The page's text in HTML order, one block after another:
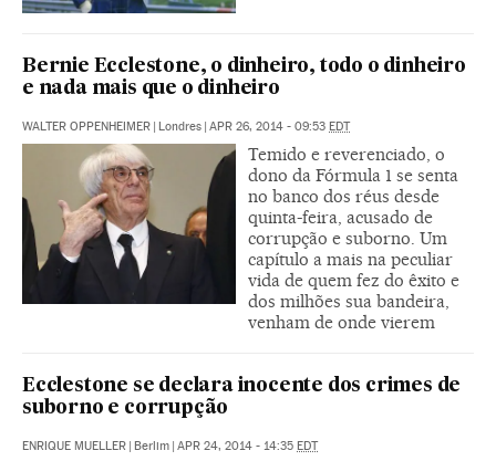
Bernie Ecclestone, o dinheiro, todo o dinheiro
e nada mais que o dinheiro
WALTER OPPENHEIMER | Londres | APR 26, 2014 - 09:53 EDT
Temido e reverenciado, o
dono da Fórmula 1 se senta
no banco dos réus desde
quinta-feira, acusado de
corrupção e suborno. Um
capítulo a mais na peculiar
vida de quem fez do êxito e
dos milhões sua bandeira,
venham de onde vierem
Ecclestone se declara inocente dos crimes de
suborno e corrupção
ENRIQUE MUELLER | Berlim | APR 24, 2014 - 14:35 EDT